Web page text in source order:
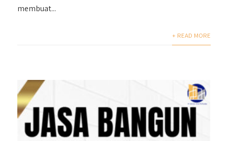
membuat...
+ READ MORE